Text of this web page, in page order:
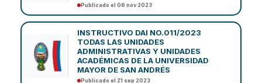
Publicado el 06 nov 2023
INSTRUCTIVO DAI NO.011/2023
TODAS LAS UNIDADES
ADMINISTRATIVAS Y UNIDADES
ACADÉMICAS DE LA UNIVERSIDAD
MAYOR DE SAN ANDRÉS
Publicado el 21 sep 2023